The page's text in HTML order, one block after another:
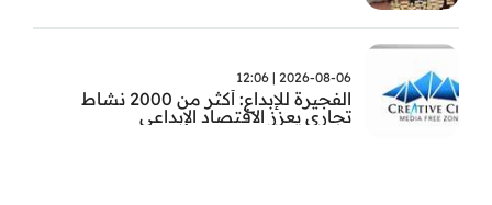
2026-08-06 | 12:06
الفجيرة للإبداع: أكثر من 2000 نشاط
تجاري يعزز الاقتصاد الإبداعي